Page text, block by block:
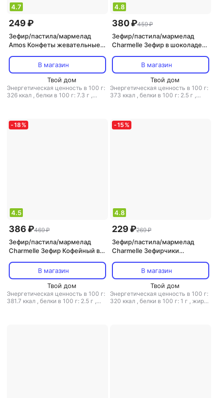
4.7
249 ₽
Зефир/пастила/мармелад
Amos Конфеты жевательные
В магазин
Твой дом
Энергетическая ценность в 100 г:
326 ккал , белки в 100 г: 7.3 г ,
4.8
380 ₽459 ₽
Зефир/пастила/мармелад
Charmelle Зефир в шоколаде
В магазин
Твой дом
Энергетическая ценность в 100 г:
373 ккал , белки в 100 г: 2.5 г ,
-18 %
4.5
386 ₽469 ₽
Зефир/пастила/мармелад
Charmelle Зефир Кофейный в
В магазин
Твой дом
Энергетическая ценность в 100 г:
381.7 ккал , белки в 100 г: 2.5 г ,
-15 %
4.8
229 ₽269 ₽
Зефир/пастила/мармелад
Charmelle Зефирчики
В магазин
Твой дом
Энергетическая ценность в 100 г:
320 ккал , белки в 100 г: 1 г , жиры